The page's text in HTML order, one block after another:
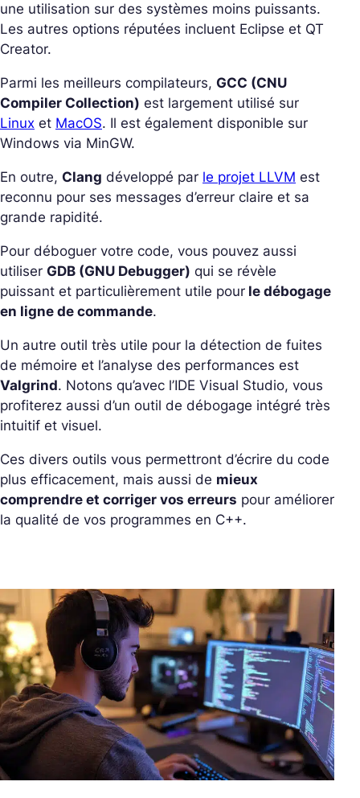
une utilisation sur des systèmes moins puissants.
Les autres options réputées incluent Eclipse et QT
Creator.
Parmi les meilleurs compilateurs, GCC (CNU
Compiler Collection) est largement utilisé sur
Linux et MacOS. Il est également disponible sur
Windows via MinGW.
En outre, Clang développé par le projet LLVM est
reconnu pour ses messages d’erreur claire et sa
grande rapidité.
Pour déboguer votre code, vous pouvez aussi
utiliser GDB (GNU Debugger) qui se révèle
puissant et particulièrement utile pour le débogage
en ligne de commande.
Un autre outil très utile pour la détection de fuites
de mémoire et l’analyse des performances est
Valgrind. Notons qu’avec l’IDE Visual Studio, vous
profiterez aussi d’un outil de débogage intégré très
intuitif et visuel.
Ces divers outils vous permettront d’écrire du code
plus efficacement, mais aussi de mieux
comprendre et corriger vos erreurs pour améliorer
la qualité de vos programmes en C++.